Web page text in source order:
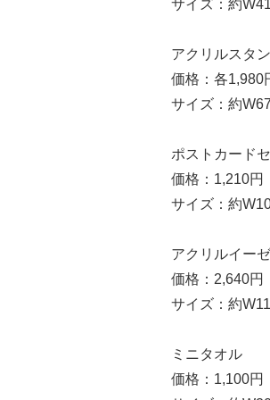
サイズ：約
アクリルスタ
価格：各1,980
サイズ：約
ポストカード
価格：1,210円
サイズ：約
アクリルイー
価格：2,640円
サイズ：約
ミニタオル
価格：1,100円